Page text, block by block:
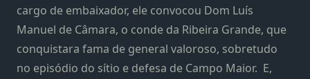
cargo de embaixador, ele convocou Dom Luís
Manuel de Câmara, o conde da Ribeira Grande, que
conquistara fama de general valoroso, sobretudo
no episódio do sítio e defesa de Campo Maior. E,